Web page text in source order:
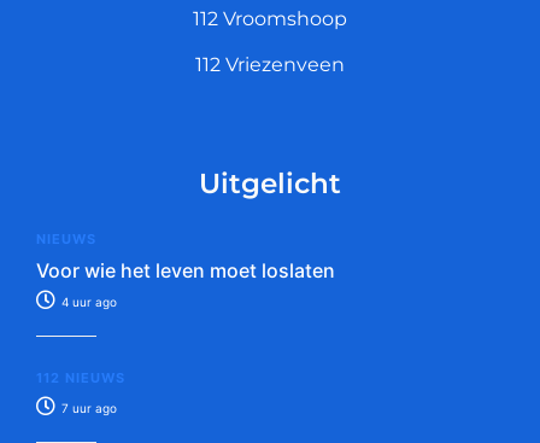
112 Vroomshoop
112 Vriezenveen
Uitgelicht
NIEUWS
Voor wie het leven moet loslaten
4 uur ago
112 NIEUWS
7 uur ago